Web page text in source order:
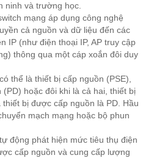
ninh và trường học.
mạng áp dụng công nghệ
cả nguồn và dữ liệu đến các
IP (như điện thoại IP, AP truy cập
thông qua một cáp xoắn đôi duy
thể là thiết bị cấp nguồn (PSE),
hoặc đôi khi là cả hai, thiết bị
bị được cấp nguồn là PD. Hầu
mạch mạng hoặc bộ phun
động phát hiện mức tiêu thụ điện
cấp nguồn và cung cấp lượng